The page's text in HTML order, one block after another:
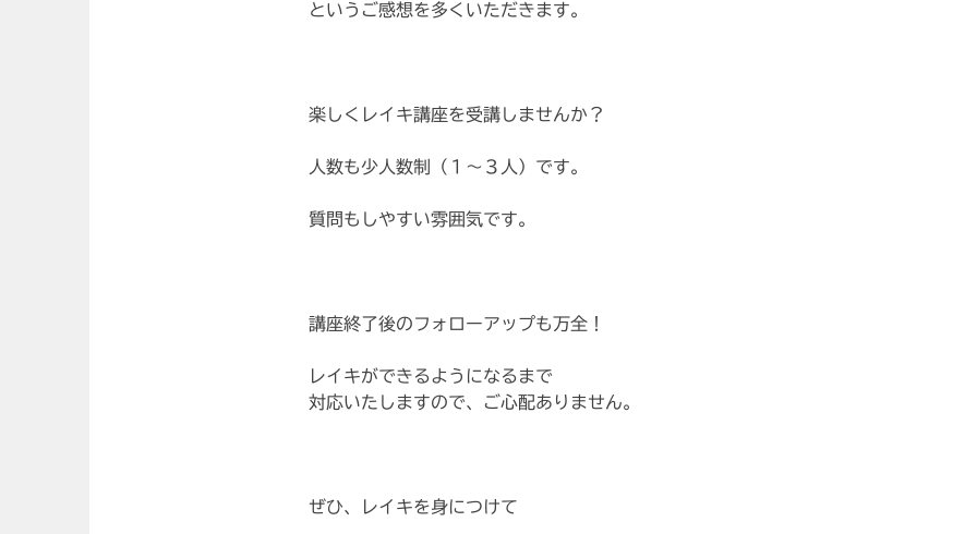
というご感想を多くいただきます。
楽しくレイキ講座を受講しませんか？
人数も少人数制（１～３人）です。
質問もしやすい雰囲気です。
講座終了後のフォローアップも万全！
レイキができるようになるまで
対応いたしますので、ご心配ありません。
ぜひ、レイキを身につけて